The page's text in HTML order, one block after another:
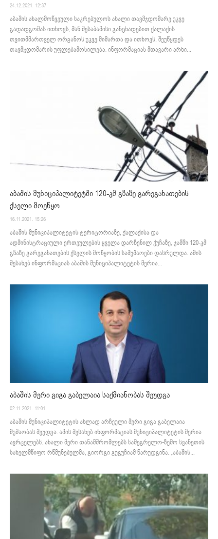
24.12.2021. 12:37
აბაშის ახალმოწვეული საკრებულოს ახალი თავმჯდომარე უკვე
გადადგომას ითხოვს, მან შესაბამისი განცხადებით ქალაქის
თვითმმართველ ორგანოს უკვე მიმართა და ითხოვს, შეუწყდეს
თავმჯდომარის უფლებამოსილება. ინფორმაციას მთავარი არხი...
აბაშის მუნიციპალიტეტში 120-კმ გზაზე გარეგანათების
ქსელი მოეწყო
16.11.2021. 15:26
აბაშის მუნიციპალიტეტის ტერიტორიაზე, ქალაქისა და
ადმინისტრაციული ერთეულების ყველა დარჩენილ ქუჩაზე, ჯამში 120-კმ
გზაზე გარეგანათების ქსელის მოწყობის სამუშაოები დასრულდა. ამის
შესახებ ინფორმაციას აბაშის მუნიციპალიტეტის მერია...
აბაშის მერი გიგა გაბელაია საქმიანობას შეუდგა
02.11.2021. 11:01
აბაშის მუნიციპალიტეტის ახლად არჩეული მერი გიგა გაბელაია
მუშაობას შეუდგა. ამის შესახებ ინფორმაციას მუნიციპალიტეტის მერია
ავრცელებს. ახალი მერი თანამშრომლებს სამეგრელო-ზემო სვანეთის
სახელმწიფო რწმუნებულმა, გიორგი გუგუჩიამ წარუდგინა. „აბაშის...